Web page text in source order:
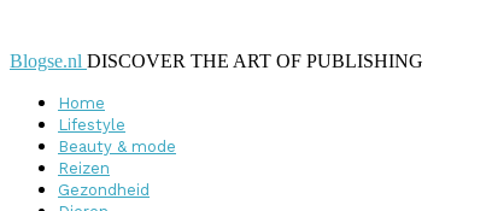
Blogse.nl DISCOVER THE ART OF PUBLISHING
Home
Lifestyle
Beauty & mode
Reizen
Gezondheid